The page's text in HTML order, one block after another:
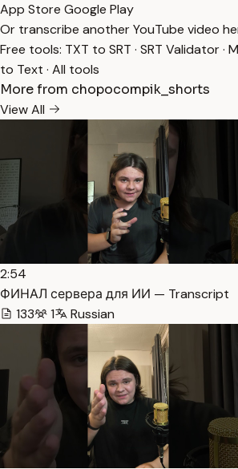
App Store Google Play
Or transcribe another YouTube video
Free tools: TXT to SRT · SRT Validator·
to Text · All tools
More from chopocompik_shorts
View All
2:54
ФИНАЛ сервера для ИИ — Transcript
133
1 Russian